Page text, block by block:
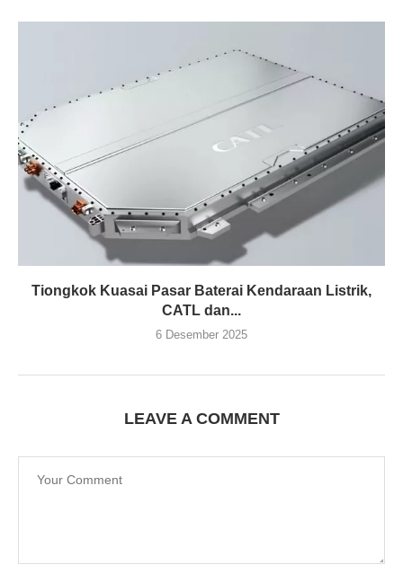
Tiongkok Kuasai Pasar Baterai Kendaraan Listrik,
CATL dan...
6 Desember 2025
LEAVE A COMMENT